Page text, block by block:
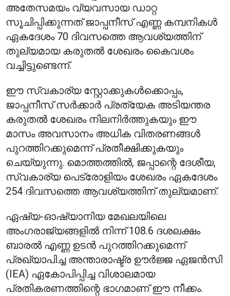
അതേസമയം വ്യവസായ ഡാറ്റ
സൂചിപ്പിക്കുന്നത് ജാപ്പനീസ് എണ്ണ കമ്പനികൾ
ഏകദേശം 70 ദിവസത്തെ ആവശ്യത്തിന്
തുല്യമായ കരുതൽ ശേഖരം കൈവശം
വച്ചിട്ടുണ്ടെന്ന്.
ഈ സ്വകാര്യ സ്റ്റോക്കുകൾക്കൊപ്പം,
ജാപ്പനീസ് സർക്കാർ പ്രത്യേക അടിയന്തര
കരുതൽ ശേഖരം നിലനിർത്തുകയും ഈ
മാസം അവസാനം അധിക വിതരണങ്ങൾ
പുറത്തിറക്കുമെന്ന് പ്രതീക്ഷിക്കുകയും
ചെയ്യുന്നു. മൊത്തത്തിൽ, ജപ്പാന്റെ ദേശീയ,
സ്വകാര്യ പെട്രോളിയം ശേഖരം ഏകദേശം
254 ദിവസത്തെ ആവശ്യത്തിന് തുല്യമാണ്.
ഏഷ്യ-ഓഷ്യാനിയ മേഖലയിലെ
അംഗരാജ്യങ്ങളിൽ നിന്ന് 108.6 ദശലക്ഷം
ബാരൽ എണ്ണ ഉടൻ പുറത്തിറക്കുമെന്ന്
പ്രഖ്യാപിച്ച അന്താരാഷ്ട്ര ഊർജ്ജ ഏജൻസി
(IEA) ഏകോപിപ്പിച്ച വിശാലമായ
പ്രതികരണത്തിന്റെ ഭാഗമാണ് ഈ നീക്കം.